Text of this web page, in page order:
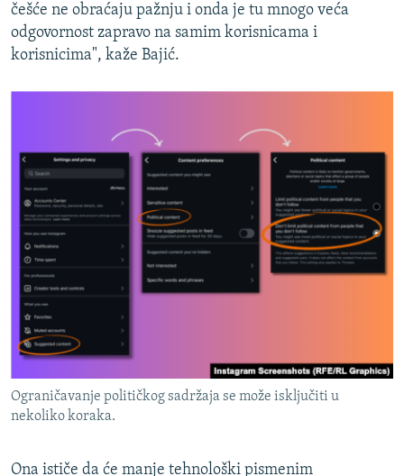
češće ne obraćaju pažnju i onda je tu mnogo veća
odgovornost zapravo na samim korisnicama i
korisnicima", kaže Bajić.
Ograničavanje političkog sadržaja se može isključiti u
nekoliko koraka.
Ona ističe da će manje tehnološki pismenim